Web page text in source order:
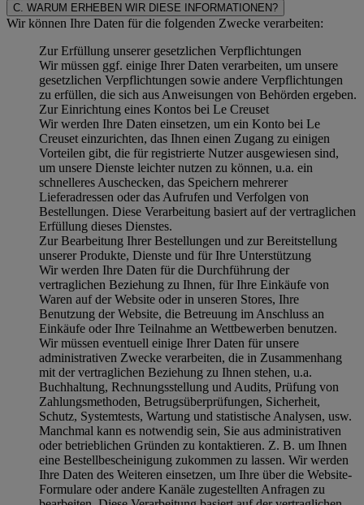
C. WARUM ERHEBEN WIR DIESE INFORMATIONEN?
Wir können Ihre Daten für die folgenden Zwecke verarbeiten:
Zur Erfüllung unserer gesetzlichen Verpflichtungen
Wir müssen ggf. einige Ihrer Daten verarbeiten, um unsere
gesetzlichen Verpflichtungen sowie andere Verpflichtungen
zu erfüllen, die sich aus Anweisungen von Behörden ergeben.
Zur Einrichtung eines Kontos bei Le Creuset
Wir werden Ihre Daten einsetzen, um ein Konto bei Le
Creuset einzurichten, das Ihnen einen Zugang zu einigen
Vorteilen gibt, die für registrierte Nutzer ausgewiesen sind,
um unsere Dienste leichter nutzen zu können, u.a. ein
schnelleres Auschecken, das Speichern mehrerer
Lieferadressen oder das Aufrufen und Verfolgen von
Bestellungen. Diese Verarbeitung basiert auf der vertraglichen
Erfüllung dieses Dienstes.
Zur Bearbeitung Ihrer Bestellungen und zur Bereitstellung
unserer Produkte, Dienste und für Ihre Unterstützung
Wir werden Ihre Daten für die Durchführung der
vertraglichen Beziehung zu Ihnen, für Ihre Einkäufe von
Waren auf der Website oder in unseren Stores, Ihre
Benutzung der Website, die Betreuung im Anschluss an
Einkäufe oder Ihre Teilnahme an Wettbewerben benutzen.
Wir müssen eventuell einige Ihrer Daten für unsere
administrativen Zwecke verarbeiten, die in Zusammenhang
mit der vertraglichen Beziehung zu Ihnen stehen, u.a.
Buchhaltung, Rechnungsstellung und Audits, Prüfung von
Zahlungsmethoden, Betrugsüberprüfungen, Sicherheit,
Schutz, Systemtests, Wartung und statistische Analysen, usw.
Manchmal kann es notwendig sein, Sie aus administrativen
oder betrieblichen Gründen zu kontaktieren. Z. B. um Ihnen
eine Bestellbescheinigung zukommen zu lassen. Wir werden
Ihre Daten des Weiteren einsetzen, um Ihre über die Website-
Formulare oder andere Kanäle zugestellten Anfragen zu